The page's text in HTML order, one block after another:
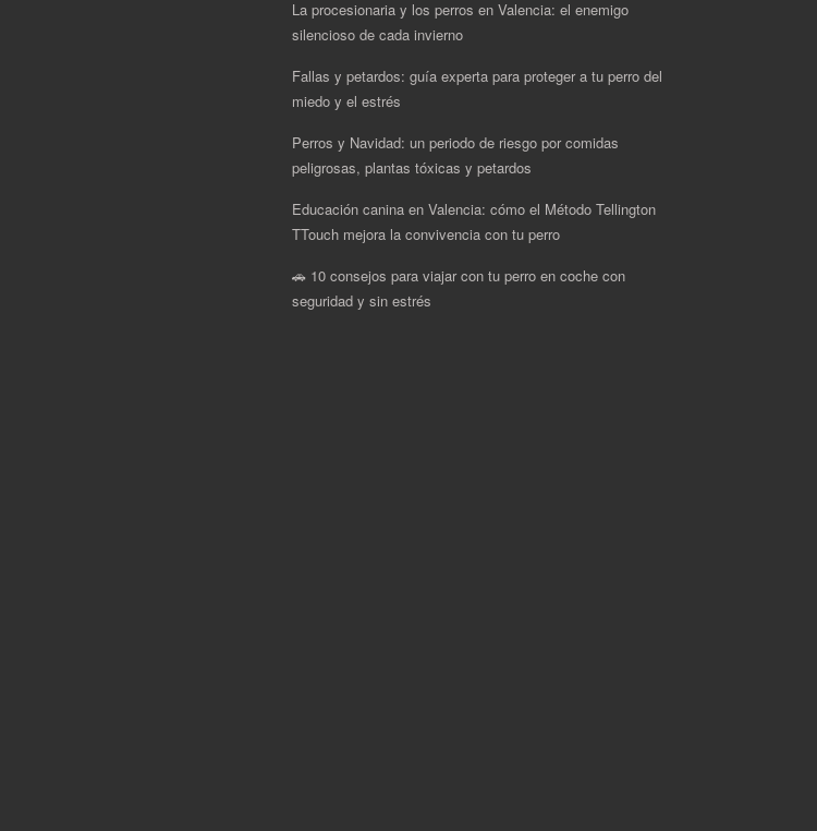
La procesionaria y los perros en Valencia: el enemigo
silencioso de cada invierno
Fallas y petardos: guía experta para proteger a tu perro del
miedo y el estrés
Perros y Navidad: un periodo de riesgo por comidas
peligrosas, plantas tóxicas y petardos
Educación canina en Valencia: cómo el Método Tellington
TTouch mejora la convivencia con tu perro
🚗 10 consejos para viajar con tu perro en coche con
seguridad y sin estrés